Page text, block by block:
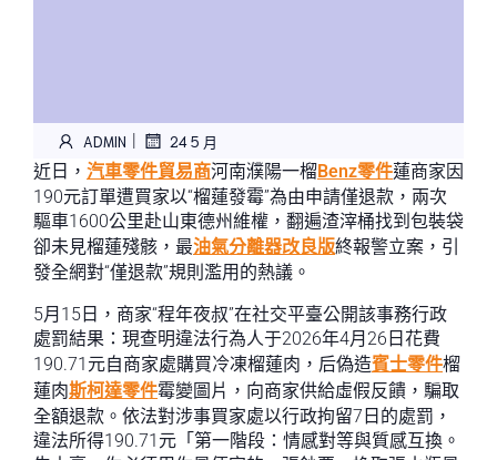
ADMIN | 24 5 月
近日， 汽車零件貿易商河南濮陽一榴Benz零件蓮商家因
190元訂單遭買家以“榴蓮發霉”為由申請僅退款，兩次
驅車1600公里赴山東德州維權，翻遍渣滓桶找到包裝袋
卻未見榴蓮殘骸，最油氣分離器改良版終報警立案，引
發全網對“僅退款”規則濫用的熱議。
5月15日，商家“程年夜叔”在社交平臺公開該事務行政
處罰結果：現查明違法行為人于2026年4月26日花費
190.71元自商家處購買冷凍榴蓮肉，后偽造賓士零件榴
蓮肉斯柯達零件霉變圖片，向商家供給虛假反饋，騙取
全額退款。依法對涉事買家處以行政拘留7日的處罰，
違法所得190.71元「第一階段：情感對等與質感互換。